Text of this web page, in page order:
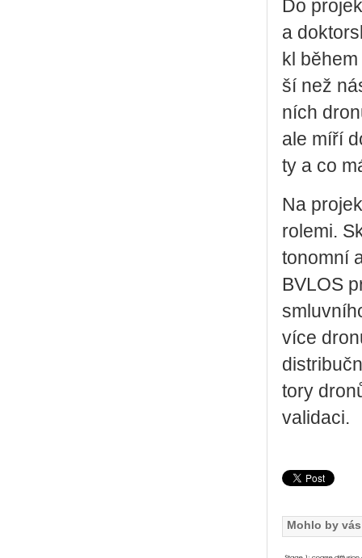
Do
a
kl
ší než
ních
ale míří
ty a co
Na
ro­le­mi.
to­nomní
BVLOS
více
to­ry
va­li­da­ci.
Mohlo by